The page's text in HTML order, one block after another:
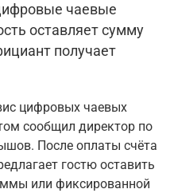
чаевые
оставляет сумму
получает
цифровых чаевых
сообщил директор по
После оплаты счёта
гостю оставить
или фиксированной